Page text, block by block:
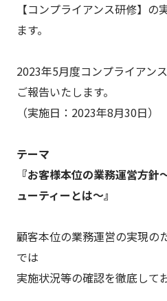
【コンプライアンス研修】
ます。
2023年5月度コンプライアン
ご報告いたします。
（実施日：2023年8月30日）
テーマ
『お客様本位の業務運営方
ューティーとは～』
顧客本位の業務運営の実現の
では
実施状況等の確認を徹底して